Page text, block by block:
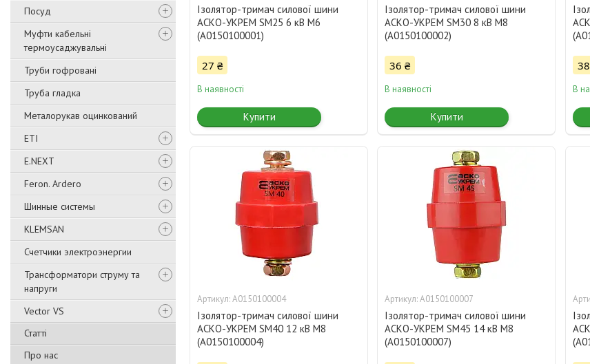
Посуд
Муфти кабельні
термоусаджувальні
Труби гофровані
Труба гладка
Металорукав оцинкований
ETI
E.NEXT
Feron. Ardero
Шинные системы
KLEMSAN
Счетчики электроэнергии
Трансформатори струму та
напруги
Vector VS
Статті
Про нас
Ізолятор-тримач силової шини
АСКО-УКРЕМ SM25 6 кВ M6
(A0150100001)
27 ₴
В наявності
Купити
Ізолятор-тримач силової шини
АСКО-УКРЕМ SM30 8 кВ M8
(A0150100002)
36 ₴
В наявності
Купити
В
A0150100004
Ізолятор-тримач силової шини
АСКО-УКРЕМ SM40 12 кВ M8
(A0150100004)
A0150100007
Ізолятор-тримач силової шини
АСКО-УКРЕМ SM45 14 кВ M8
(A0150100007)